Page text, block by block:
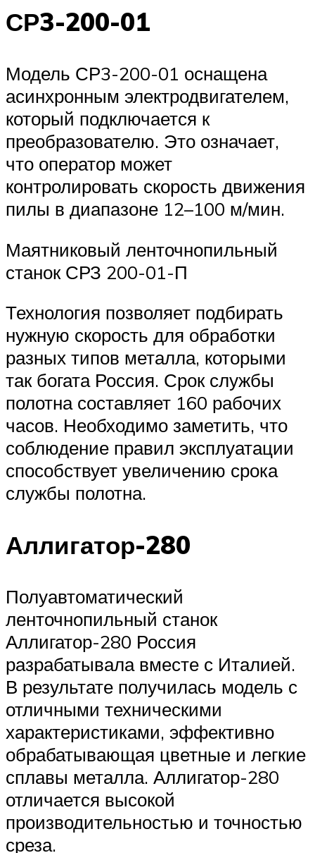
СР3-200-01
Модель СР3-200-01 оснащена
асинхронным электродвигателем,
который подключается к
преобразователю. Это означает,
что оператор может
контролировать скорость движения
пилы в диапазоне 12–100 м/мин.
Маятниковый ленточнопильный
станок СРЗ 200-01-П
Технология позволяет подбирать
нужную скорость для обработки
разных типов металла, которыми
так богата Россия. Срок службы
полотна составляет 160 рабочих
часов. Необходимо заметить, что
соблюдение правил эксплуатации
способствует увеличению срока
службы полотна.
Аллигатор-280
Полуавтоматический
ленточнопильный станок
Аллигатор-280 Россия
разрабатывала вместе с Италией.
В результате получилась модель с
отличными техническими
характеристиками, эффективно
обрабатывающая цветные и легкие
сплавы металла. Аллигатор-280
отличается высокой
производительностью и точностью
среза.